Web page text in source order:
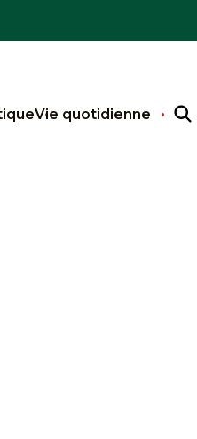
Vie quotidienne